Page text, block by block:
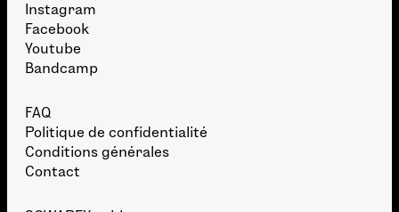
Instagram
Facebook
Youtube
Bandcamp
FAQ
Politique de confidentialité
Conditions générales
Contact